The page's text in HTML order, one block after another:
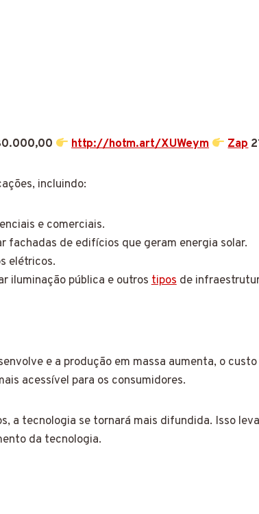
http://hotm.art/XUWeym Zap
incluindo:
e comerciais.
fachadas de edifícios que geram energia solar.
elétricos.
iluminação pública e outrostiposde
e a produção em massa aumenta, o
acessível para os consumidores.
a tecnologia se tornará mais difundida. Isso
da tecnologia.